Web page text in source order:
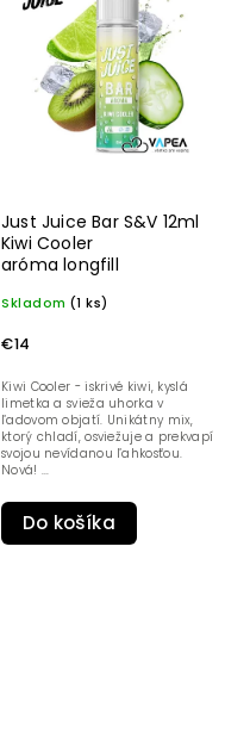
Just Juice Bar S&V 12ml
Kiwi Cooler
aróma longfill
Skladom (1 ks)
€14
Do košíka
Kiwi Cooler - iskrivé kiwi, kyslá
limetka a svieža uhorka v
ľadovom objatí. Unikátny mix,
ktorý chladí, osviežuje a prekvapí
svojou nevídanou ľahkosťou.
Nová! ...